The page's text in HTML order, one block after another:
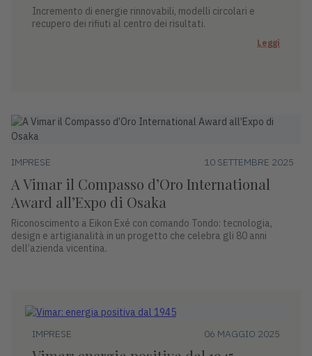
Incremento di energie rinnovabili, modelli circolari e
recupero dei rifiuti al centro dei risultati.
Leggi
IMPRESE 10 SETTEMBRE 2025
A Vimar il Compasso d’Oro International
Award all’Expo di Osaka
Riconoscimento a Eikon Exé con comando Tondo: tecnologia,
design e artigianalità in un progetto che celebra gli 80 anni
dell’azienda vicentina.
IMPRESE 06 MAGGIO 2025